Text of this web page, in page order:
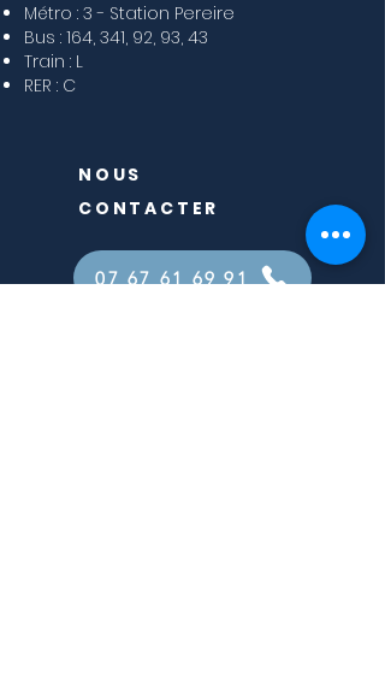
Métro : 3 - Station Pereire
Bus : 164, 341, 92, 93, 43
Train : L
RER : C
NOUS
CONTACTER
07 67 61 69 91